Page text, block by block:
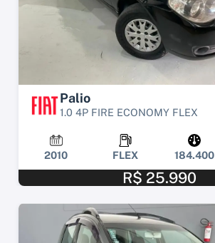
Palio
1.0 4P FIRE ECONOMY FLEX
2010 FLEX 184.400
R$ 25.990